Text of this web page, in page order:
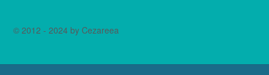
© 2012 - 2024 by Cezareea